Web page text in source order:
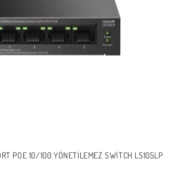
POE 10/100 YÖNETILEMEZ SWITCH LS105LP